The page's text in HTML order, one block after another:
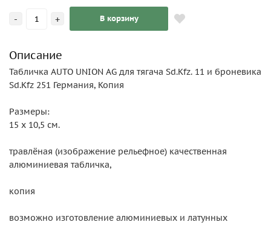
- + В корзину
Описание
Табличка AUTO UNION AG для тягача Sd.Kfz. 11 и броневика
Sd.Kfz 251 Германия, Копия
Размеры:
15 х 10,5 см.
травлёная (изображение рельефное) качественная
алюминиевая табличка,
копия
возможно изготовление алюминиевых и латунных